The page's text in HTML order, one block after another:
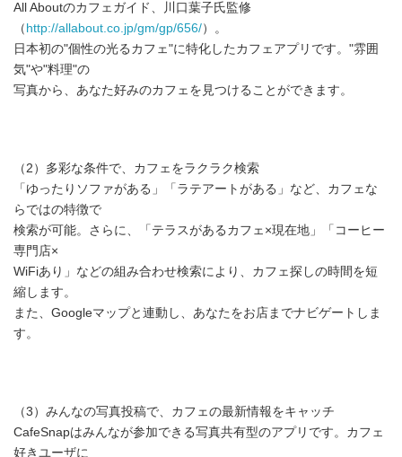
All Aboutのカフェガイド、川口葉子氏監修
（ http://allabout.co.jp/gm/gp/656/）。
日本初の"個性の光るカフェ"に特化したカフェアプリです。"雰囲
気"や"料理"の
写真から、あなた好みのカフェを見つけることができます。
（2）多彩な条件で、カフェをラクラク検索
「ゆったりソファがある」「ラテアートがある」など、カフェな
らではの特徴で
検索が可能。さらに、「テラスがあるカフェ×現在地」「コーヒー
専門店×
WiFiあり」などの組み合わせ検索により、カフェ探しの時間を短
縮します。
また、Googleマップと連動し、あなたをお店までナビゲートしま
す。
（3）みんなの写真投稿で、カフェの最新情報をキャッチ
CafeSnapはみんなが参加できる写真共有型のアプリです。カフェ
好きユーザに